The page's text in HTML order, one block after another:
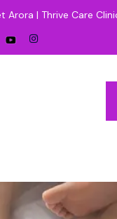
Arora | Thrive Care